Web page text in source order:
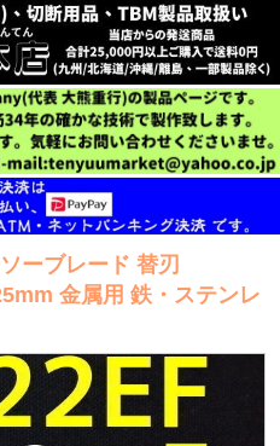
ーブレード 替刃
金属用 鉄・ステンレ